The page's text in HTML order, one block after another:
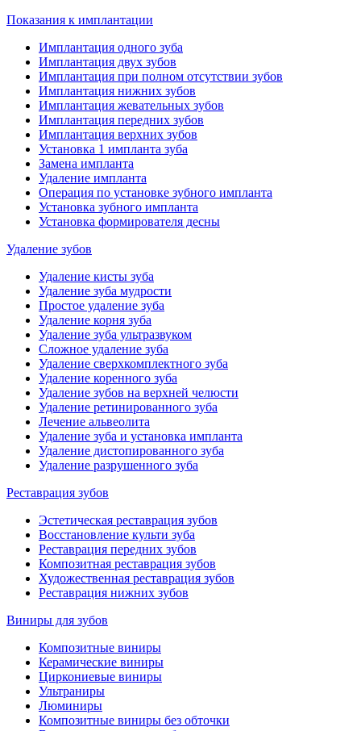
Показания к имплантации
Имплантация одного зуба
Имплантация двух зубов
Имплантация при полном отсутствии зубов
Имплантация нижних зубов
Имплантация жевательных зубов
Имплантация передних зубов
Имплантация верхних зубов
Установка 1 импланта зуба
Замена импланта
Удаление импланта
Операция по установке зубного импланта
Установка зубного импланта
Установка формирователя десны
Удаление зубов
Удаление кисты зуба
Удаление зуба мудрости
Простое удаление зуба
Удаление корня зуба
Удаление зуба ультразвуком
Сложное удаление зуба
Удаление сверхкомплектного зуба
Удаление коренного зуба
Удаление зубов на верхней челюсти
Удаление ретинированного зуба
Лечение альвеолита
Удаление зуба и установка импланта
Удаление дистопированного зуба
Удаление разрушенного зуба
Реставрация зубов
Эстетическая реставрация зубов
Восстановление культи зуба
Реставрация передних зубов
Композитная реставрация зубов
Художественная реставрация зубов
Реставрация нижних зубов
Виниры для зубов
Композитные виниры
Керамические виниры
Циркониевые виниры
Ультраниры
Люминиры
Композитные виниры без обточки